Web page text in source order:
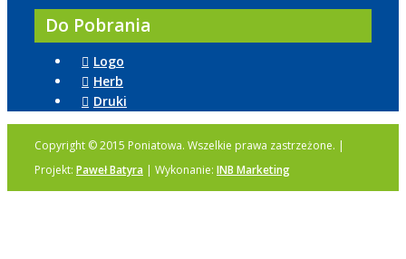
Do Pobrania
Logo
Herb
Druki
Copyright © 2015 Poniatowa. Wszelkie prawa zastrzeżone. |
Projekt: Paweł Batyra | Wykonanie: INB Marketing